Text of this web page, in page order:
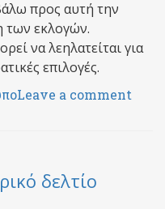
προς αυτή την
των εκλογών.
να λεηλατείται για
επιλογές.
Leave a comment
δελτίο